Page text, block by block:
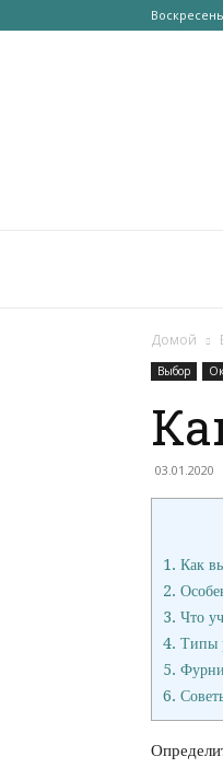
Домой
Выбор
03.01.2020
1. Как
2.
3. Что
4. Типы
5.
6.